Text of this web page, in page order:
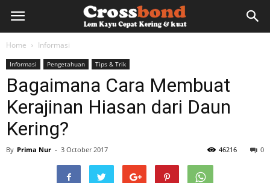
lemkayu.net
Lem
Home Informasi
Informasi Pengetahuan Tips & Trik
Bagaimana Cara Membuat
Kerajinan Hiasan dari Daun
Kering?
By Prima Nur - 3 October 2017 0
46216